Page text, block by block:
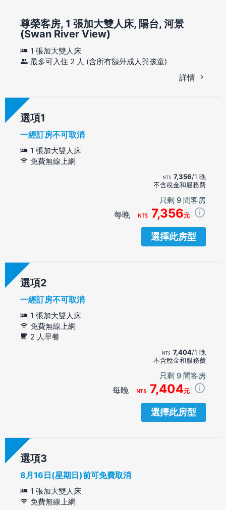
尊榮客房, 1 張加大雙人床, 陽台, 河景
(Swan River View)
1 張加大雙人床
最多可入住 2 人 (含所有額外成人與孩童)
詳情
選項
一經訂房不可取消
1 張加大雙人床
免費無線上網
7,356/1 晚
不含稅金和服務費
只剩 9 間客房
每晚 7,356元
選擇此房型
選項
一經訂房不可取消
1 張加大雙人床
免費無線上網
2 人早餐
7,404/1 晚
不含稅金和服務費
只剩 9 間客房
每晚 7,404元
選擇此房型
選項
8月16日(星期日)前可免費取消
1 張加大雙人床
免費無線上網